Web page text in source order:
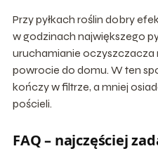
Przy pyłkach roślin dobry
w godzinach największego
uruchamianie
powrocie do domu. W ten
kończy w filtrze, a mniej
pościeli.
FAQ – najczęściej